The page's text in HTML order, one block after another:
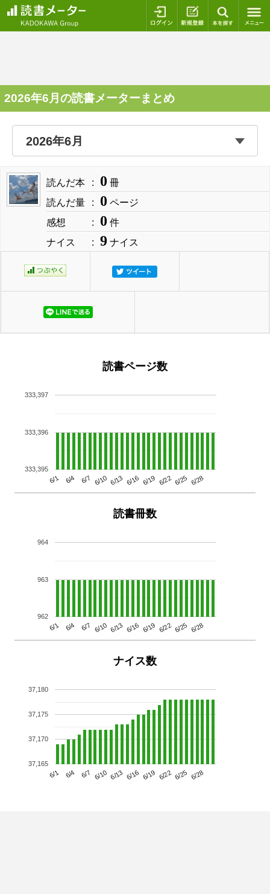
ログイン 新規登録
2026年6月の読書メーターまとめ
読んだ本 0 冊
読んだ量
0 ページ
感想
0 件
ナイス
9 ナイス
読書ページ数
6/1 6/4 6/7 6/10 6/13 6/16 6/19 6/22 6/25 6/28
333,395
333,396
333,397
読書冊数
6/1 6/4 6/7 6/10 6/13 6/16 6/19 6/22 6/25 6/28
962
963
964
ナイス数
6/1 6/4 6/7 6/10 6/13 6/16 6/19 6/22 6/25 6/28
37,165
37,170
37,175
37,180